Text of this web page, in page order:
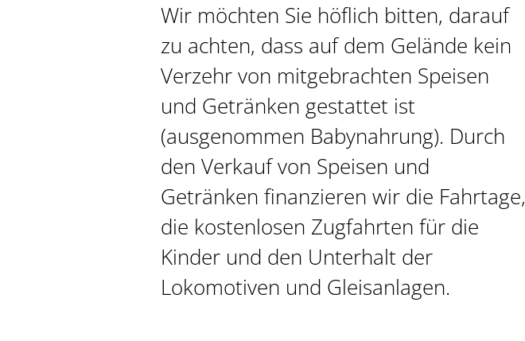
Wir möchten Sie höflich bitten, darauf
zu achten, dass auf dem Gelände kein
Verzehr von mitgebrachten Speisen
und Getränken gestattet ist
(ausgenommen Babynahrung). Durch
den Verkauf von Speisen und
Getränken finanzieren wir die Fahrtage,
die kostenlosen Zugfahrten für die
Kinder und den Unterhalt der
Lokomotiven und Gleisanlagen.